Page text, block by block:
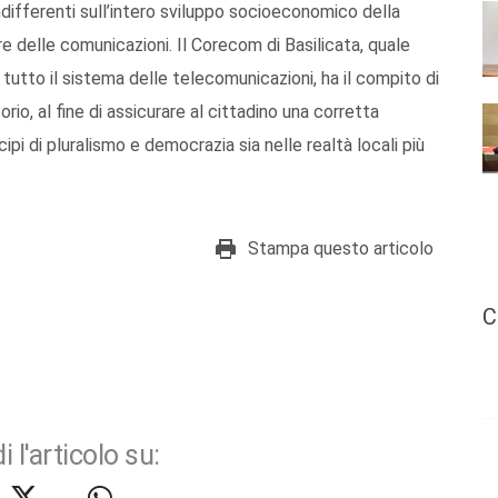
sull’intero sviluppo socioeconomico della
comunicazioni. Il Corecom di Basilicata, quale
il sistema delle telecomunicazioni, ha il compito di
al fine di assicurare al cittadino una corretta
di pluralismo e democrazia sia nelle realtà locali più
Stampa questo articolo
l'articolo su: